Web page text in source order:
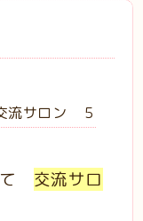
流サロン ５
て 交流サロ